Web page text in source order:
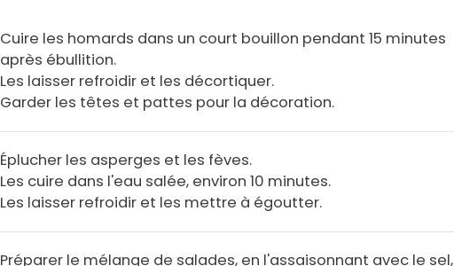
Cuire les homards dans un court bouillon pendant 15 minutes
après ébullition.
Les laisser refroidir et les décortiquer.
Garder les têtes et pattes pour la décoration.
Éplucher les asperges et les fèves.
Les cuire dans l'eau salée, environ 10 minutes.
Les laisser refroidir et les mettre à égoutter.
Préparer le mélange de salades, en l'assaisonnant avec le sel,